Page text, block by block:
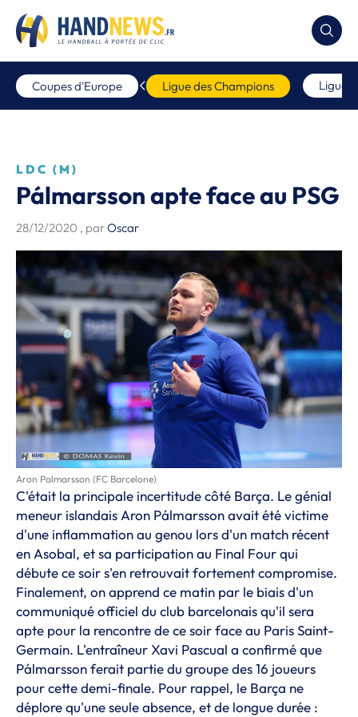
Coupes d'Europe Ligue des Champions Ligue
LDC (M)
Pálmarsson apte face au PSG
28/12/2020 , parOscar
Aron Palmarsson (FC Barcelone)
C'était la principale incertitude côté Barça. Le génial
meneur islandais Aron Pálmarsson avait étévictime
d'une inflammation au genou lors d'un match récent
en Asobal, et sa participation au Final Four qui
débute ce soir s'en retrouvait fortement compromise.
Finalement, on apprend ce matin par le biais d'un
communiqué officiel du club barcelonais qu'il sera
apte pour la rencontre de ce soir face au Paris Saint-
Germain. L'entraîneur Xavi Pascual a confirmé que
Pálmarsson ferait partie du groupe des 16 joueurs
pour cette demi-finale. Pour rappel, le Barça ne
déplore qu'une seule absence, et de longue durée :